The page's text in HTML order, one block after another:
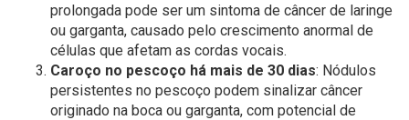
prolongada pode ser um sintoma de câncer de laringe
ou garganta, causado pelo crescimento anormal de
células que afetam as cordas vocais.
Caroço no pescoço há mais de 30 dias: Nódulos
persistentes no pescoço podem sinalizar câncer
originado na boca ou garganta, com potencial de